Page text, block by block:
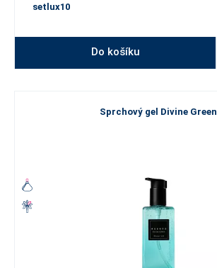
setlux10
Do košíku
Sprchový gel Divine Green